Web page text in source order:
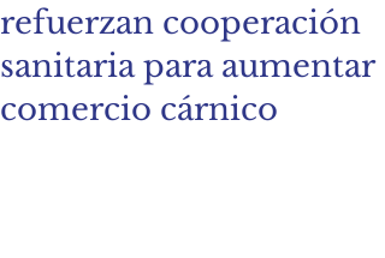
refuerzan cooperación
sanitaria para aumentar
comercio cárnico